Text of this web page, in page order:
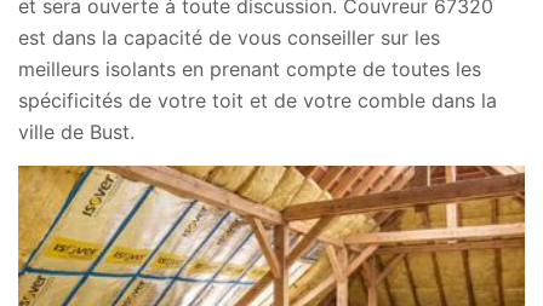
et sera ouverte à toute discussion. Couvreur 67320
est dans la capacité de vous conseiller sur les
meilleurs isolants en prenant compte de toutes les
spécificités de votre toit et de votre comble dans la
ville de Bust.